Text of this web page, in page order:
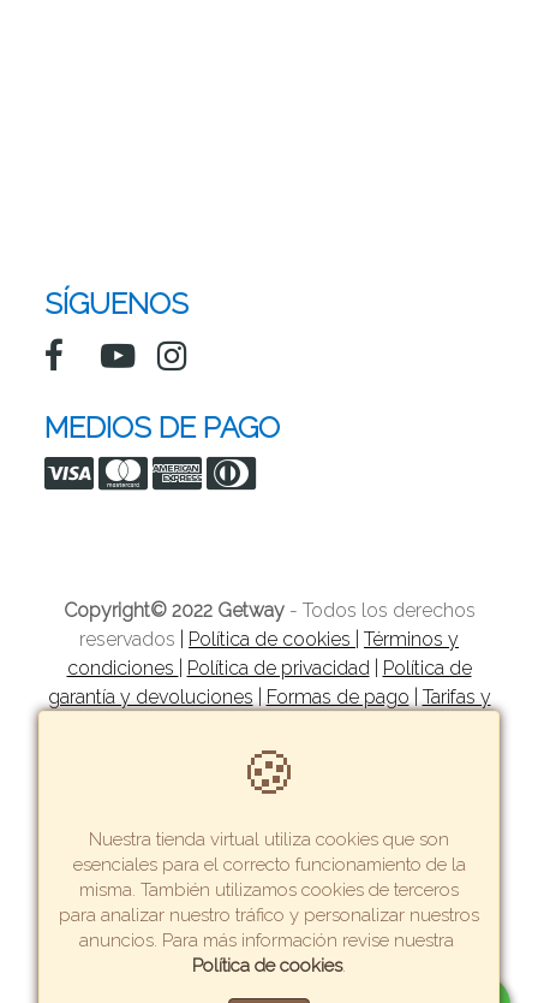
SÍGUENOS
MEDIOS DE PAGO
Copyright© 2022 Getway - Todos los derechos
reservados
Política de cookies
Términos y
condiciones
Política de privacidad
Política de
garantía y devoluciones
Formas de pago
Tarifas y
🍪
Nuestra tienda virtual utiliza cookies que son
esenciales para el correcto funcionamiento de la
misma. También utilizamos cookies de terceros
para analizar nuestro tráfico y personalizar nuestros
anuncios. Para más información revise nuestra
Política de cookies.